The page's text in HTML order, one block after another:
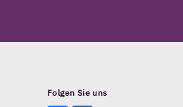
Folgen Sie uns